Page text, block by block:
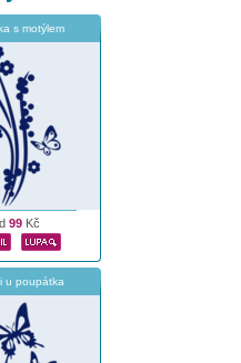
s motýlem
99 Kč
u poupátka